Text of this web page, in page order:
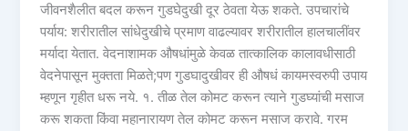
जीवनशैलीत बदल करून गुडघेदुखी दूर ठेवता येऊ शकते. उपचारांचे
पर्याय: शरीरातील सांधेदुखीचे प्रमाण वाढल्यावर शरीरातील हालचालींवर
मर्यादा येतात. वेदनाशामक औषधांमुळे केवळ तात्कालिक कालावधीसाठी
वेदनेपासून मुक्तता मिळते;पण गुडघादुखीवर ही औषधं कायमस्वरुपी उपाय
म्हणून गृहीत धरू नये. १. तीळ तेल कोमट करून त्याने गुडघ्यांची मसाज
करू शकता किंवा महानारायण तेल कोमट करून मसाज करावे. गरम